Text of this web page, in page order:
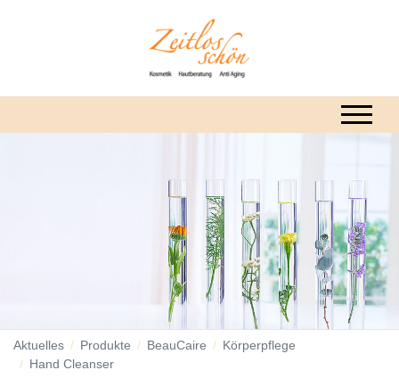
Aktuelles Produkte BeauCaire
Körperpflege
Hand Cleanser